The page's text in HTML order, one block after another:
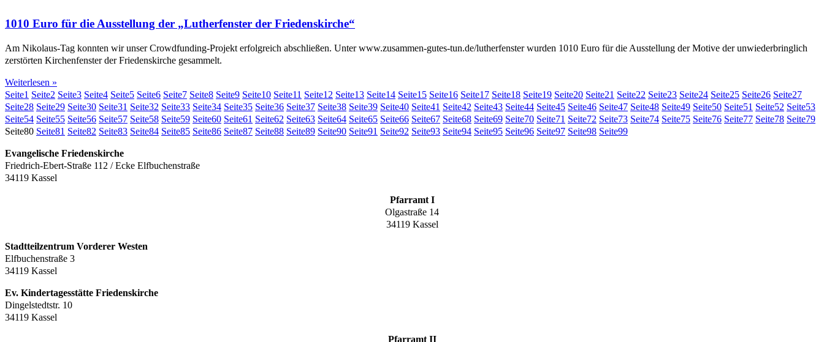
1010 Euro für die Ausstellung der „Lutherfenster der Friedenskirche“
Am Nikolaus-Tag konnten wir unser Crowdfunding-Projekt erfolgreich abschließen. Unter www.zusammen-gutes-tun.de/lutherfenster wurden 1010 Euro für die Ausstellung der Motive der unwiederbringlich
zerstörten Kirchenfenster der Friedenskirche gesammelt.
Weiterlesen »
Seite1 Seite2 Seite3 Seite4 Seite5 Seite6 Seite7 Seite8 Seite9 Seite10 Seite11 Seite12 Seite13 Seite14 Seite15 Seite16 Seite17 Seite18 Seite19 Seite20 Seite21 Seite22 Seite23 Seite24 Seite25 Seite26 Seite27
Seite28 Seite29 Seite30 Seite31 Seite32 Seite33 Seite34 Seite35 Seite36 Seite37 Seite38 Seite39 Seite40 Seite41 Seite42 Seite43 Seite44 Seite45 Seite46 Seite47 Seite48 Seite49 Seite50 Seite51 Seite52 Seite53
Seite54 Seite55 Seite56 Seite57 Seite58 Seite59 Seite60 Seite61 Seite62 Seite63 Seite64 Seite65 Seite66 Seite67 Seite68 Seite69 Seite70 Seite71 Seite72 Seite73 Seite74 Seite75 Seite76 Seite77 Seite78 Seite79
Seite80 Seite81 Seite82 Seite83 Seite84 Seite85 Seite86 Seite87 Seite88 Seite89 Seite90 Seite91 Seite92 Seite93 Seite94 Seite95 Seite96 Seite97 Seite98 Seite99
Evangelische Friedenskirche
Friedrich-Ebert-Straße 112 / Ecke Elfbuchenstraße
34119 Kassel
Pfarramt I
Olgastraße 14
34119 Kassel
Stadtteilzentrum Vorderer Westen
Elfbuchenstraße 3
34119 Kassel
Ev. Kindertagesstätte Friedenskirche
Dingelstedtstr. 10
34119 Kassel
Pfarramt II